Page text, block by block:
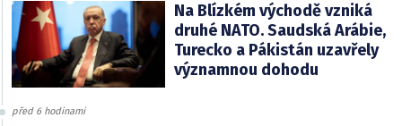
Na Blízkém východě vzniká
druhé NATO. Saudská Arábie,
Turecko a Pákistán uzavřely
významnou dohodu
před 6 hodinami